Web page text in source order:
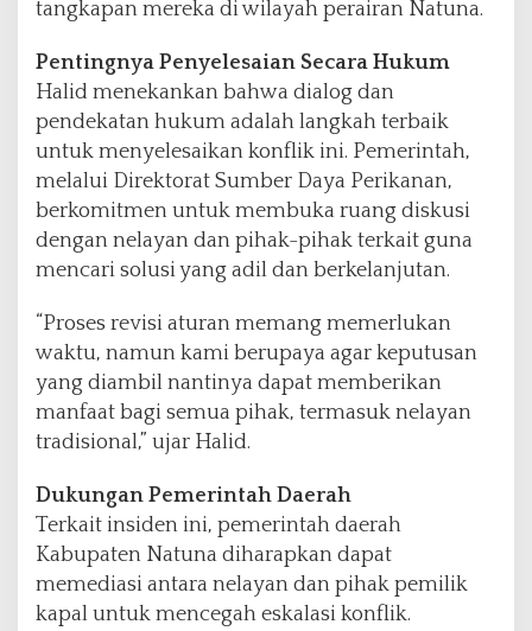
tangkapan mereka di wilayah perairan Natuna.
Pentingnya Penyelesaian Secara Hukum
Halid menekankan bahwa dialog dan
pendekatan hukum adalah langkah terbaik
untuk menyelesaikan konflik ini. Pemerintah,
melalui Direktorat Sumber Daya Perikanan,
berkomitmen untuk membuka ruang diskusi
dengan nelayan dan pihak-pihak terkait guna
mencari solusi yang adil dan berkelanjutan.
“Proses revisi aturan memang memerlukan
waktu, namun kami berupaya agar keputusan
yang diambil nantinya dapat memberikan
manfaat bagi semua pihak, termasuk nelayan
tradisional,” ujar Halid.
Dukungan Pemerintah Daerah
Terkait insiden ini, pemerintah daerah
Kabupaten Natuna diharapkan dapat
memediasi antara nelayan dan pihak pemilik
kapal untuk mencegah eskalasi konflik.